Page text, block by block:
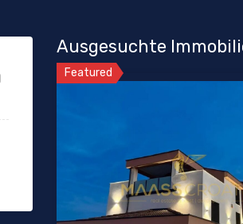
Ausgesuchte
Featured